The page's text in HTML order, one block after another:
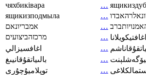
чяхбиківара
…
ящикизподмыла
…
אמבריונאם
…
מרכזהביצועים
… اغافتيكويلانا
اغافسيزالي
…
بالىياتقۇقانيىغ
…
توپلاميۇچۇرى
…